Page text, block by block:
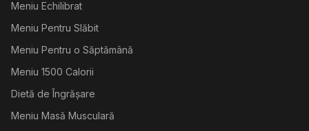
Meniu Echilibrat
Meniu Pentru Slăbit
Meniu Pentru o Săptămână
Meniu 1500 Calorii
Dietă de Îngrășare
Meniu Masă Musculară